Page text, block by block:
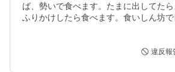
ば、勢いで食べます。たまに出してた
ふりかけしたら食べます。食いしん坊
違反報